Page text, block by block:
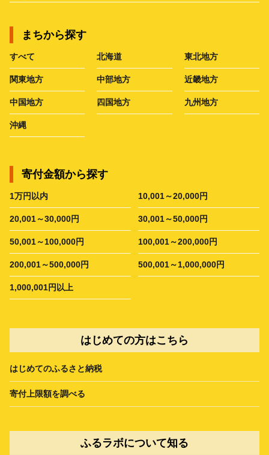
まちから探す
すべて 北海道 東北地方
関東地方 中部地方 近畿地方
中国地方 四国地方 九州地方
沖縄
寄付金額から探す
1万円以内 10,001～20,000円
20,001～30,000円 30,001～50,000円
50,001～100,000円 100,001～200,000円
200,001～500,000円 500,001～1,000,000円
1,000,001円以上
はじめての方はこちら
はじめてのふるさと納税
寄付上限額を調べる
ふるラボについて知る